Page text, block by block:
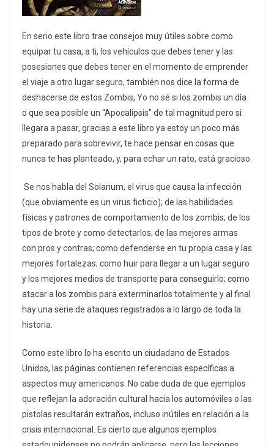
En serio este libro trae consejos muy útiles sobre como
equipar tu casa, a ti, los vehículos que debes tener y las
posesiones que debes tener en el momento de emprender
el viaje a otro lugar seguro, también nos dice la forma de
deshacerse de estos Zombis, Yo no sé si los zombis un día
o que sea posible un “Apocalipsis” de tal magnitud pero si
llegara a pasar, gracias a este libro ya estoy un poco más
preparado para sobrevivir, te hace pensar en cosas que
nunca te has planteado, y, para echar un rato, está gracioso.
Se nos habla del Solanum, el virus que causa la infección
(que obviamente es un virus ficticio); de las habilidades
físicas y patrones de comportamiento de los zombis; de los
tipos de brote y como detectarlos; de las mejores armas
con pros y contras; como defenderse en tu propia casa y las
mejores fortalezas; como huir para llegar a un lugar seguro
y los mejores medios de transporte para conseguirlo; como
atacar a los zombis para exterminarlos totalmente y al final
hay una serie de ataques registrados a lo largo de toda la
historia.
Como este libro lo ha escrito un ciudadano de Estados
Unidos, las páginas contienen referencias específicas a
aspectos muy americanos. No cabe duda de que ejemplos
que reflejan la adoración cultural hacia los automóviles o las
pistolas resultarán extraños, incluso inútiles en relación a la
crisis internacional. Es cierto que algunos ejemplos